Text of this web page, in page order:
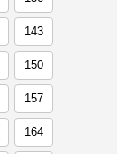
143
150
157
164